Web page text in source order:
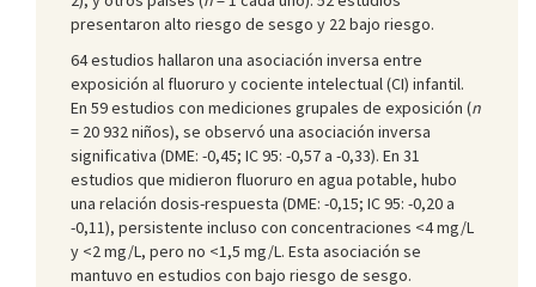
presentaron alto riesgo de sesgo y 22 bajo riesgo.
64 estudios hallaron una asociación inversa entre
exposición al fluoruro y cociente intelectual (CI) infantil.
En 59 estudios con mediciones grupales de exposición (n
= 20 932 niños), se observó una asociación inversa
significativa (DME: -0,45; IC 95: -0,57 a -0,33). En 31
estudios que midieron fluoruro en agua potable, hubo
una relación dosis-respuesta (DME: -0,15; IC 95: -0,20 a
-0,11), persistente incluso con concentraciones <4 mg/L
y <2 mg/L, pero no <1,5 mg/L. Esta asociación se
mantuvo en estudios con bajo riesgo de sesgo.